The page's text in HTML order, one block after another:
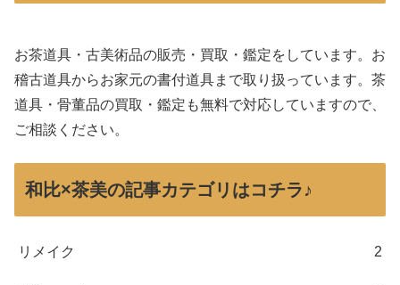
お茶道具・古美術品の販売・買取・鑑定をしています。お
稽古道具からお家元の書付道具まで取り扱っています。茶
道具・骨董品の買取・鑑定も無料で対応していますので、
ご相談ください。
和比×茶美の記事カテゴリはコチラ♪
リメイク 2